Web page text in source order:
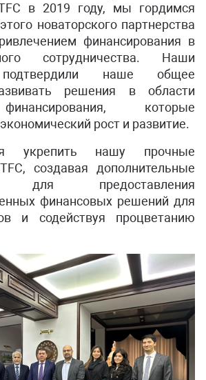
в 2019 году, мы гордимся
новаторского партнерства
финансирования в
сотрудничества. Наши
наше общее
решения в области
которые
рост и развитие.
укрепить нашу прочные
создавая дополнительные
для предоставления
финансовых решений для
и содействуя процветанию